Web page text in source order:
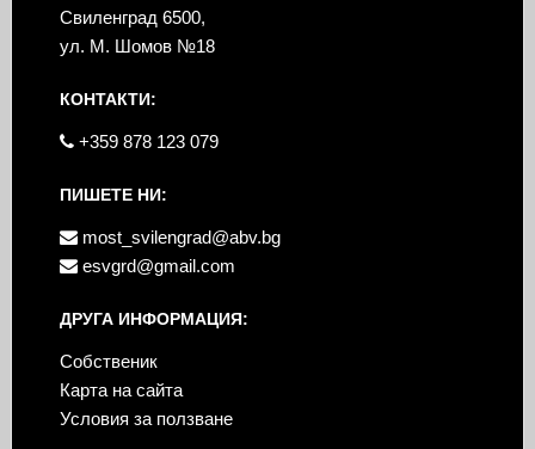
Свиленград 6500,
ул. М. Шомов №18
КОНТАКТИ:
+359 878 123 079
ПИШЕТЕ НИ:
most_svilengrad@abv.bg
esvgrd@gmail.com
ДРУГА ИНФОРМАЦИЯ:
Собственик
Карта на сайта
Условия за ползване